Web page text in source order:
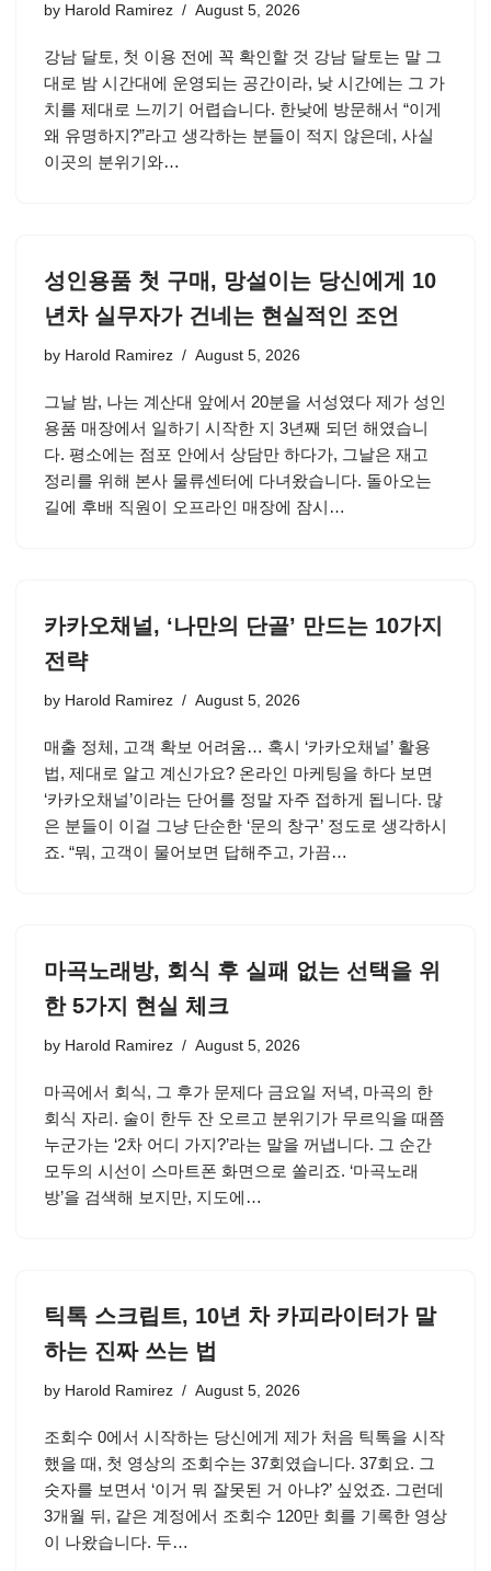
by Harold Ramirez August 5, 2026
강남 달토, 첫 이용 전에 꼭 확인할 것 강남 달토는 말 그
대로 밤 시간대에 운영되는 공간이라, 낮 시간에는 그 가
치를 제대로 느끼기 어렵습니다. 한낮에 방문해서 “이게
왜 유명하지?”라고 생각하는 분들이 적지 않은데, 사실
이곳의 분위기와…
성인용품 첫 구매, 망설이는 당신에게 10
년차 실무자가 건네는 현실적인 조언
by Harold Ramirez August 5, 2026
그날 밤, 나는 계산대 앞에서 20분을 서성였다 제가 성인
용품 매장에서 일하기 시작한 지 3년째 되던 해였습니
다. 평소에는 점포 안에서 상담만 하다가, 그날은 재고
정리를 위해 본사 물류센터에 다녀왔습니다. 돌아오는
길에 후배 직원이 오프라인 매장에 잠시…
카카오채널, ‘나만의 단골’ 만드는 10가지
전략
by Harold Ramirez August 5, 2026
매출 정체, 고객 확보 어려움… 혹시 ‘카카오채널’ 활용
법, 제대로 알고 계신가요? 온라인 마케팅을 하다 보면
‘카카오채널’이라는 단어를 정말 자주 접하게 됩니다. 많
은 분들이 이걸 그냥 단순한 ‘문의 창구’ 정도로 생각하시
죠. “뭐, 고객이 물어보면 답해주고, 가끔…
마곡노래방, 회식 후 실패 없는 선택을 위
한 5가지 현실 체크
by Harold Ramirez August 5, 2026
마곡에서 회식, 그 후가 문제다 금요일 저녁, 마곡의 한
회식 자리. 술이 한두 잔 오르고 분위기가 무르익을 때쯤
누군가는 ‘2차 어디 가지?’라는 말을 꺼냅니다. 그 순간
모두의 시선이 스마트폰 화면으로 쏠리죠. ‘마곡노래
방’을 검색해 보지만, 지도에…
틱톡 스크립트, 10년 차 카피라이터가 말
하는 진짜 쓰는 법
by Harold Ramirez August 5, 2026
조회수 0에서 시작하는 당신에게 제가 처음 틱톡을 시작
했을 때, 첫 영상의 조회수는 37회였습니다. 37회요. 그
숫자를 보면서 ‘이거 뭐 잘못된 거 아냐?’ 싶었죠. 그런데
3개월 뒤, 같은 계정에서 조회수 120만 회를 기록한 영상
이 나왔습니다. 두…